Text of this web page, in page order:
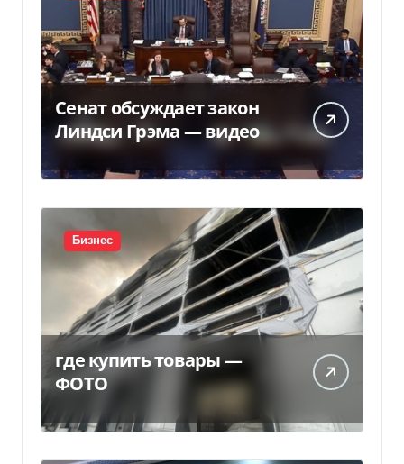
Сенат обсуждает закон
Линдси Грэма — видео
Бизнес
где купить товары —
ФОТО